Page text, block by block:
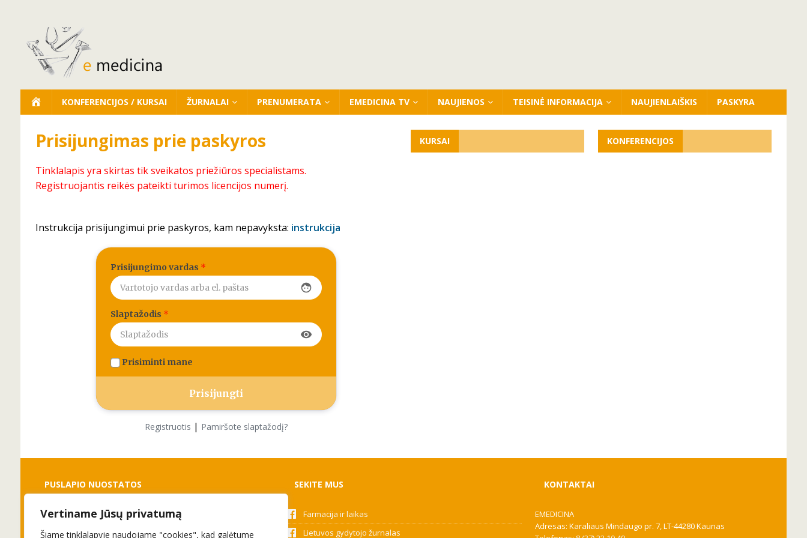
Vertiname Jūsų privatumą
Šiame tinklalapyje naudojame "cookies", kad galėtume
KONFERENCIJOS / KURSAI ŽURNALAI PRENUMERATA EMEDICINA TV NAUJIENOS TEISINĖ INFORMACIJA NAUJIENLAIŠKIS PASKYRA
Prisijungimas prie paskyros
Tinklalapis yra skirtas tik sveikatos priežiūros specialistams.
Registruojantis reikės pateikti turimos licencijos numerį.
Instrukcija prisijungimui prie paskyros, kam nepavyksta: instrukcija
Prisijungimo vardas *
face
Slaptažodis *
visibility
Prisiminti mane
Registruotis | Pamiršote slaptažodį?
KURSAI KONFERENCIJOS
PUSLAPIO NUOSTATOS
Slapukai
Privatumo politika
SEKITE MUS
Farmacija ir laikas
Lietuvos gydytojo žurnalas
KONTAKTAI
EMEDICINA
Adresas: Karaliaus Mindaugo pr. 7, LT-44280 Kaunas